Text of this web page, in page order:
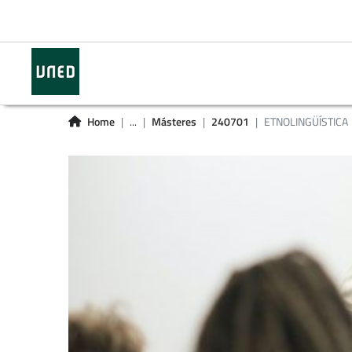
Home ... Másteres 240701 ETNOLINGÜÍSTICA